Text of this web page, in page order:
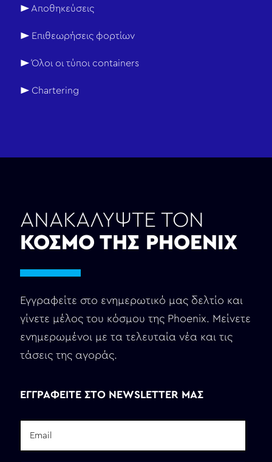
► Αποθηκεύσεις
► Επιθεωρήσεις φορτίων
► Όλοι οι τύποι containers
► Chartering
ΑΝΑΚΑΛΥΨΤΕ ΤΟΝ
ΚΟΣΜΟ ΤΗΣ PHOENIX
Εγγραφείτε στο ενημερωτικό μας δελτίο και
γίνετε μέλος του κόσμου της Phoenix. Μείνετε
ενημερωμένοι με τα τελευταία νέα και τις
τάσεις της αγοράς.
ΕΓΓΡΑΦΕΙΤΕ ΣΤΟ NEWSLETTER ΜΑΣ